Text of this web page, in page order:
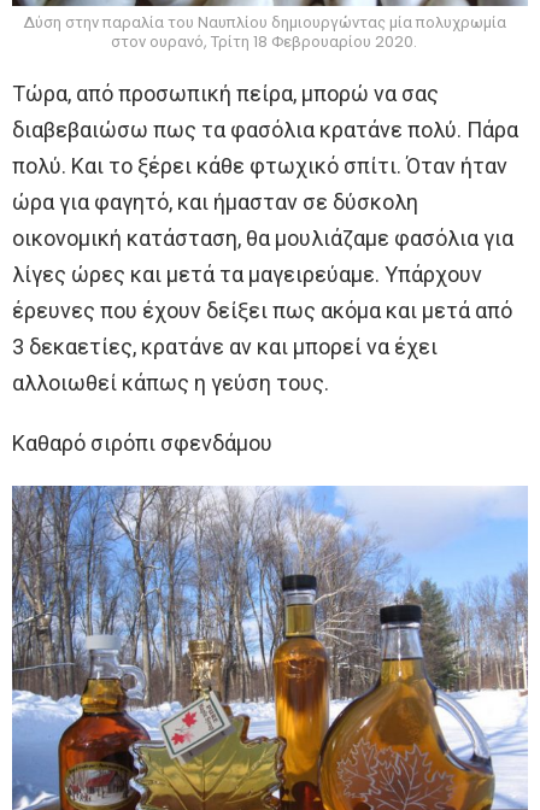
Δύση στην παραλία του Ναυπλίου δημιουργώντας μία πολυχρωμία
στον ουρανό, Τρίτη 18 Φεβρουαρίου 2020.
Τώρα, από προσωπική πείρα, μπορώ να σας
διαβεβαιώσω πως τα φασόλια κρατάνε πολύ. Πάρα
πολύ. Και το ξέρει κάθε φτωχικό σπίτι. Όταν ήταν
ώρα για φαγητό, και ήμασταν σε δύσκολη
οικονομική κατάσταση, θα μουλιάζαμε φασόλια για
λίγες ώρες και μετά τα μαγειρεύαμε. Υπάρχουν
έρευνες που έχουν δείξει πως ακόμα και μετά από
3 δεκαετίες, κρατάνε αν και μπορεί να έχει
αλλοιωθεί κάπως η γεύση τους.
Καθαρό σιρόπι σφενδάμου